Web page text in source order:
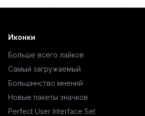
Иконки
Больше всего лайков
Самый загружаемый
Большинство мнений
Новые пакеты значков
Perfect User Interface Set